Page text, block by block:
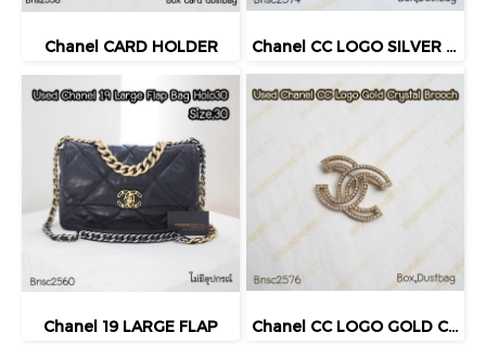
Chanel CARD HOLDER Chanel CC LOGO SILVER CRYSTAL BROOCH
Chanel 19 LARGE FLAP Chanel CC LOGO GOLD CRYSTAL BROOCH